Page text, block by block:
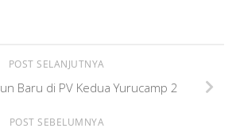
POST SELANJUTNYA
Baru di PV Kedua Yurucamp 2
POST SEBELUMNYA